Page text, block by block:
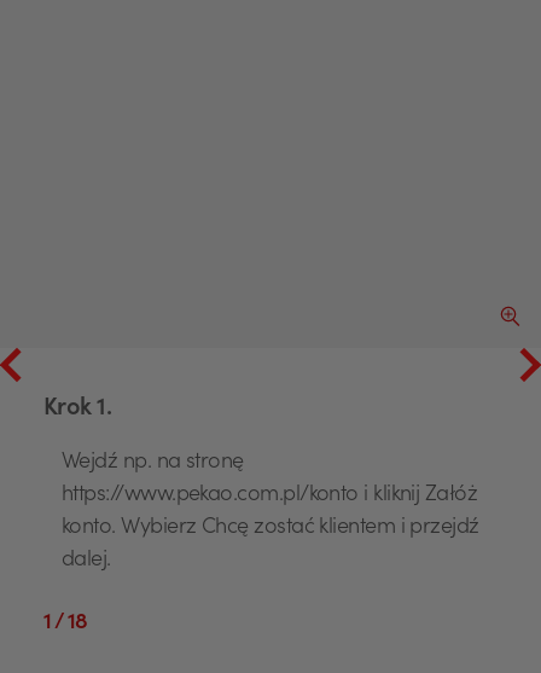
Krok 1.
Wejdź np. na stronę
https://www.pekao.com.pl/konto i kliknij Załóż
konto. Wybierz Chcę zostać klientem i przejdź
dalej.
1 / 18